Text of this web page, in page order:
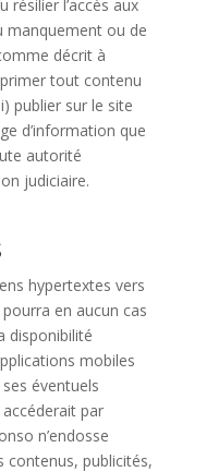
l’accès aux
manquement ou de
décrit à
tout contenu
publier sur le site
d’information que
autorité
judiciaire.
hypertextes vers
en aucun cas
disponibilité
mobiles
éventuels
par
n’endosse
contenus, publicités,